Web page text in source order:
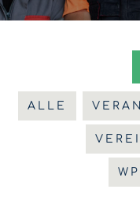
ALLE